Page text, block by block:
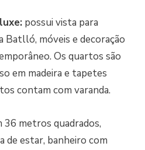
possui vista para
Batlló, móveis e decoração
Os quartos são
em madeira e tapetes
contam com varanda.
36 metros quadrados,
de estar, banheiro com